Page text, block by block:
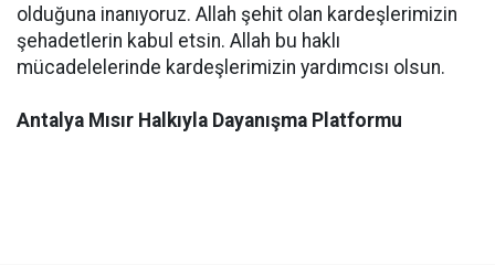
olduğuna inanıyoruz. Allah şehit olan kardeşlerimizin
şehadetlerin kabul etsin. Allah bu haklı
mücadelelerinde kardeşlerimizin yardımcısı olsun.
Antalya Mısır Halkıyla Dayanışma Platformu